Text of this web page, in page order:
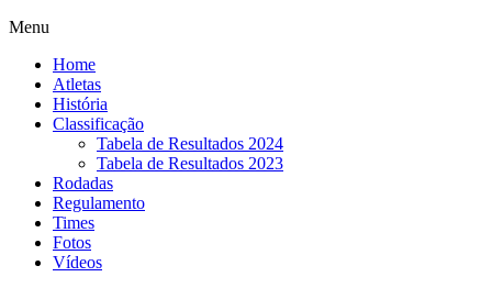
Menu
Home
Atletas
História
Classificação
Tabela de Resultados 2024
Tabela de Resultados 2023
Rodadas
Regulamento
Times
Fotos
Vídeos